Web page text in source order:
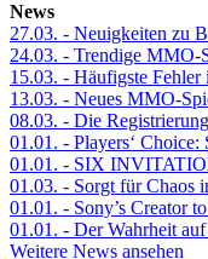
News
27.03. - Neuigkeiten zu
24.03. - Trendige MMO-
15.03. - Häufigste Fehler
13.03. - Neues MMO-
08.03. - Die
01.01. - Players‘ Choice:
01.01. - SIX
01.03. - Sorgt für Chaos
01.01. - Sony’s Creator
01.01. - Der Wahrheit
Weitere News ansehen